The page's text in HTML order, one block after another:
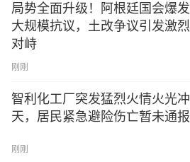
局势全面升级！阿根廷国会爆发
大规模抗议，土改争议引发激烈
对峙
刚刚
智利化工厂突发猛烈火情火光冲
天，居民紧急避险伤亡暂未通报
刚刚